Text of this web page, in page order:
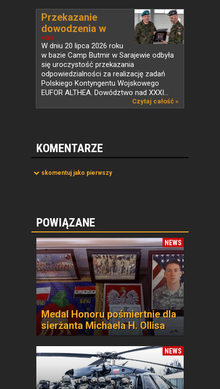
NEWS
Przekazanie
dowodzenia w
PKW...
W dniu 20 lipca 2026 roku
w bazie Camp Butmir w Sarajewie odbyła
się uroczystość przekazania
odpowiedzialności za realizację zadań
Polskiego Kontyngentu Wojskowego
EUFOR ALTHEA. Dowództwo nad XXXI...
Czytaj całość »
KOMENTARZE
skomentuj jako pierwszy
POWIĄZANE
NEWS
Medal Honoru pośmiertnie dla
sierżanta Michaela H. Ollisa
NEWS